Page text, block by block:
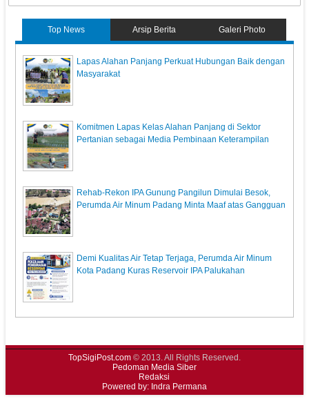
Top News Arsip Berita Galeri Photo
Lapas Alahan Panjang Perkuat Hubungan Baik dengan
Masyarakat
Komitmen Lapas Kelas Alahan Panjang di Sektor
Pertanian sebagai Media Pembinaan Keterampilan
Rehab-Rekon IPA Gunung Pangilun Dimulai Besok,
Perumda Air Minum Padang Minta Maaf atas Gangguan
Demi Kualitas Air Tetap Terjaga, Perumda Air Minum
Kota Padang Kuras Reservoir IPA Palukahan
TopSigiPost.com© 2013. All Rights Reserved.
Pedoman Media Siber
Redaksi
Powered by: Indra Permana